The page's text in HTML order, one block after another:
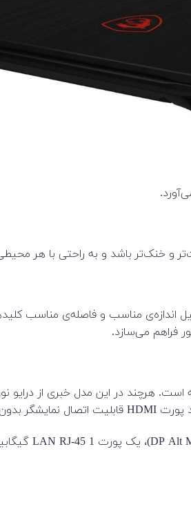
خنک‌تر باشد و به راحتی با هر
اندازه‌ی مناسب و فاصله‌ی مناسب
فراهم می‌سازد.